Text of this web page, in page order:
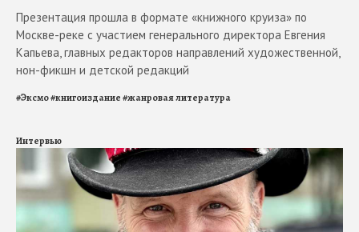
Презентация прошла в формате «книжного круиза» по
Москве-реке с участием генерального директора Евгения
Капьева, главных редакторов направлений художественной,
нон-фикшн и детской редакций
#Эксмо#книгоиздание#жанровая литература
Интервью